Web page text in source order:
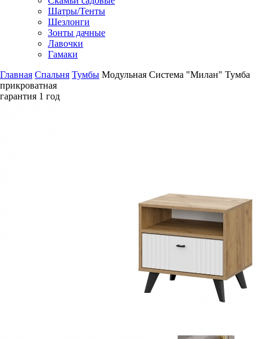
Шатры/Тенты
Шезлонги
Зонты дачные
Лавочки
Гамаки
Главная Спальня Тумбы Модульная Система "Милан" Тумба
прикроватная
гарантия 1 год